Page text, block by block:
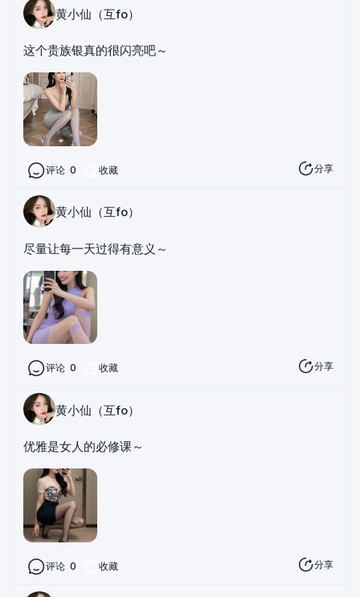
黄小仙（互fo）
这个贵族银真的很闪亮吧～
评论 0 收藏 分享
黄小仙（互fo）
尽量让每一天过得有意义～
评论 0 收藏 分享
黄小仙（互fo）
优雅是女人的必修课～
评论 0 收藏 分享